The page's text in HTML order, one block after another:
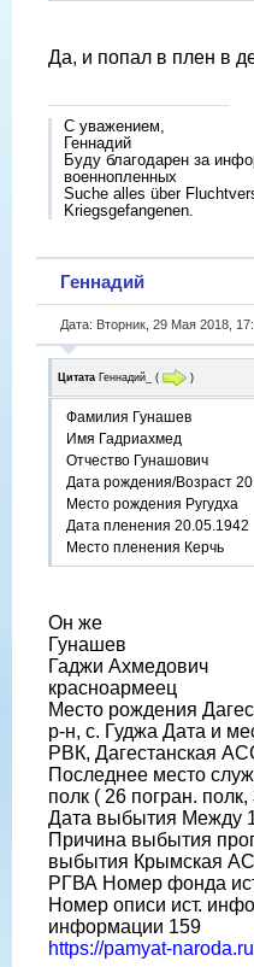
Да, и попал в плен в
С уважением,
Геннадий
Буду благодарен за
военнопленных
Suche alles über
Kriegsgefangenen.
Геннадий
Дата: Вторник, 29 Мая 2018,
Цитата Геннадий_ ( )
Фамилия Гунашев
Имя Гадриахмед
Отчество Гунашович
Дата рождения/Возраст
Место рождения Ругудха
Дата пленения 20.05.1942
Место пленения Керчь
Он же
Гунашев
Гаджи Ахмедович
красноармеец
Место рождения
р-н, с. Гуджа Дата и
РВК, Дагестанская
Последнее место
полк ( 26 погран.
Дата выбытия Между
Причина выбытия
выбытия Крымская
РГВА Номер фонда
Номер описи ист.
информации 159
https://pamyat-